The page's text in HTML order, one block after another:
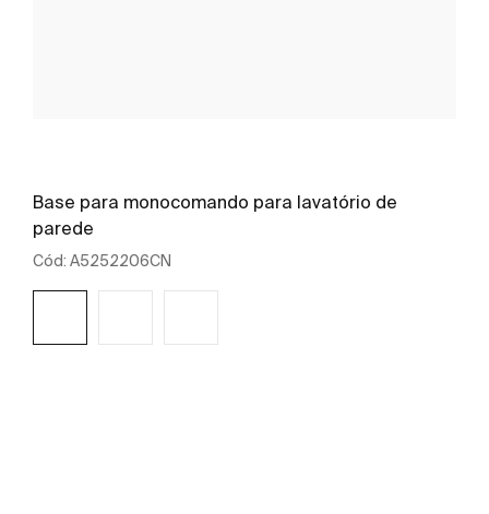
Base para monocomando para lavatório de
parede
Cód: A5252206CN